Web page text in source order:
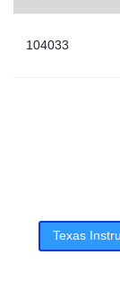
104033
Texas